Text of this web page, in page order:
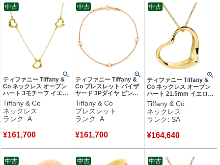
ティファニー Tiffany &
Co ネックレス オープン
ハート 3モチーフ イエロ
ーゴールド T＆Co. 18K
18金 750 YG エルサペレ
ッティ 【中古】中古美品
Tiffany & Co
ネックレス
ランク: A
¥161,700
中古
ティファニー Tiffany &
Co ブレスレット バイザ
ヤード 3Pダイヤ ピンク
ゴールド Au750 18K 18
金 T&Co. エルサペレッテ
ィ 60141638 【中古】中
古美品
Tiffany & Co
ブレスレット
ランク: A
¥161,700
中古
ティファニー Tiffany &
Co ネックレス オープン
ハート 21.5mm イエロー
ゴールド T＆Co. 18K 18
金 750 YG エルサペレッ
ティ 【中古】新品同様品
Tiffany & Co
ネックレス
ランク: SA
¥164,640
中古
中古 中古 中古